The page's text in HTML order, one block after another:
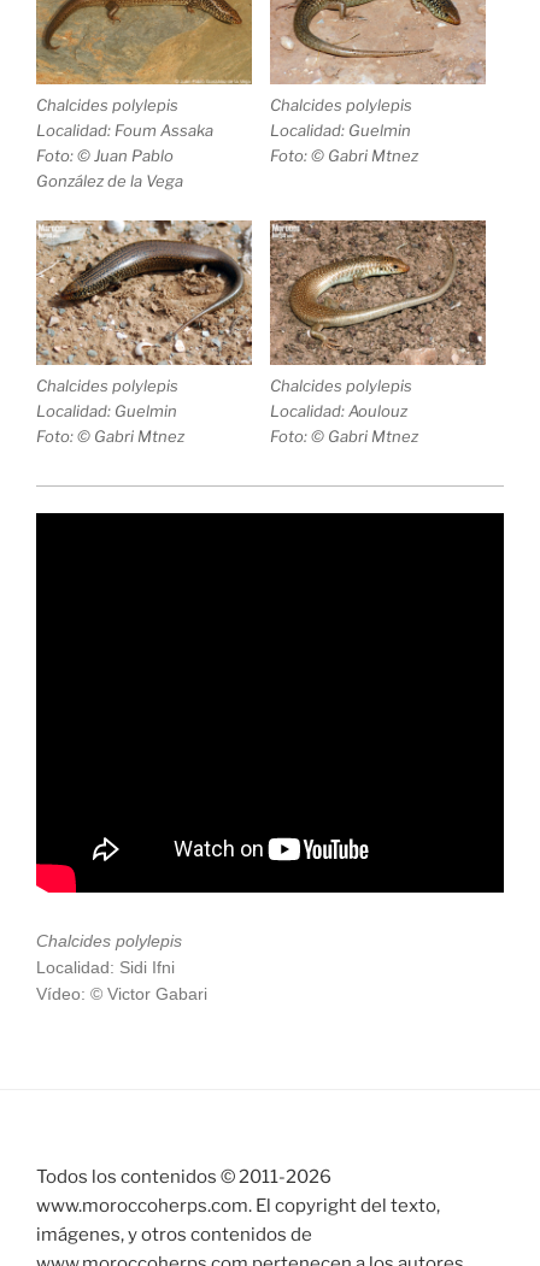
Chalcides polylepis
Localidad: Foum Assaka
Foto: © Juan Pablo
González de la Vega
Chalcides polylepis
Localidad: Guelmin
Foto: © Gabri Mtnez
Chalcides polylepis
Localidad: Guelmin
Foto: © Gabri Mtnez
Chalcides polylepis
Localidad: Aoulouz
Foto: © Gabri Mtnez
Chalcides polylepis
Localidad: Sidi Ifni
Vídeo: © Victor Gabari
Todos los contenidos © 2011-2026
www.moroccoherps.com. El copyright del texto,
imágenes, y otros contenidos de